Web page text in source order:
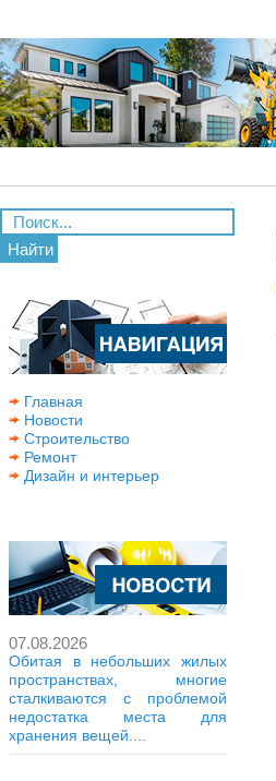
Найти
Главная
Новости
Строительство
Ремонт
Дизайн и интерьер
07.08.2026
Обитая в небольших жилых
пространствах, многие
сталкиваются с проблемой
недостатка места для
хранения вещей....